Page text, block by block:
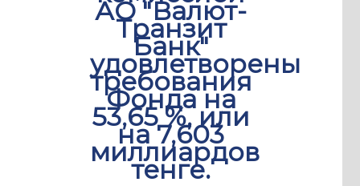
АО "Валют-
Транзит
Банк"
удовлетворены
требования
Фонда на
53,65 %, или
на 7,603
миллиардов
тенге.